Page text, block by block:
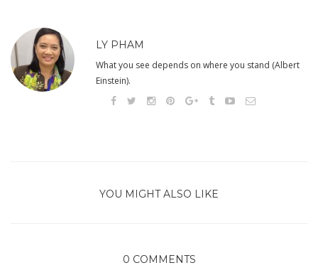
LY PHAM
What you see depends on where you stand (Albert
Einstein).
YOU MIGHT ALSO LIKE
0 COMMENTS